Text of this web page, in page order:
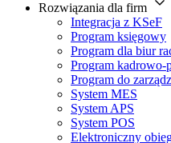
Rozwiązania dla firm
Integracja z KSeF
Program księgowy
Program dla biur
Program kadrowo-
Program do
System MES
System APS
System POS
Elektroniczny